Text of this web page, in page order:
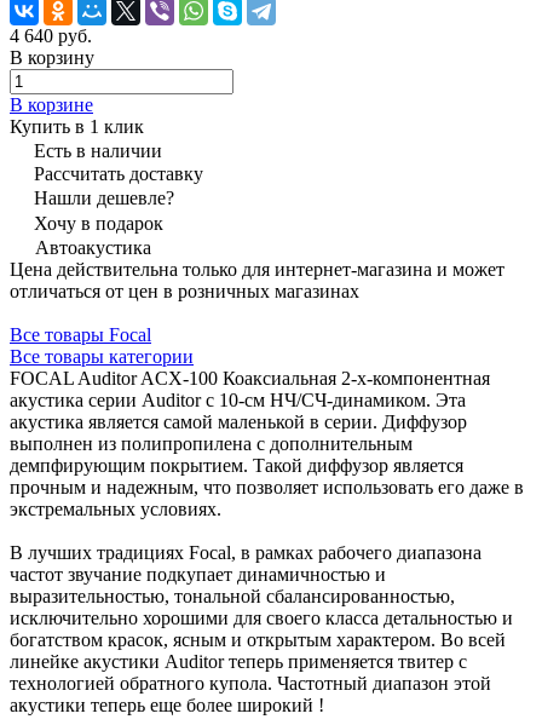
4 640 руб.
В корзину
В корзине
Купить в 1 клик
Есть в наличии
Рассчитать доставку
Нашли дешевле?
Хочу в подарок
Автоакустика
Цена действительна только для интернет-магазина и может
отличаться от цен в розничных магазинах
Все товары Focal
Все товары категории
FOCAL Auditor ACX-100 Коаксиальная 2-х-компонентная
акустика серии Auditor с 10-см НЧ/СЧ-динамиком. Эта
акустика является самой маленькой в серии. Диффузор
выполнен из полипропилена с дополнительным
демпфирующим покрытием. Такой диффузор является
прочным и надежным, что позволяет использовать его даже в
экстремальных условиях.
В лучших традициях Focal, в рамках рабочего диапазона
частот звучание подкупает динамичностью и
выразительностью, тональной сбалансированностью,
исключительно хорошими для своего класса детальностью и
богатством красок, ясным и открытым характером. Во всей
линейке акустики Auditor теперь применяется твитер с
технологией обратного купола. Частотный диапазон этой
акустики теперь еще более широкий !